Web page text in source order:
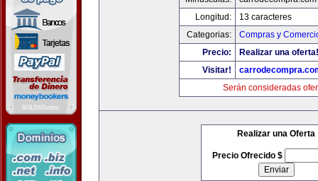
Longitud:
13 caracteres
Categorias:
Compras y
Precio:
Realizar una oferta!
Visitar!
Serán consideradas
Realizar una Oferta
Precio Ofrecido $